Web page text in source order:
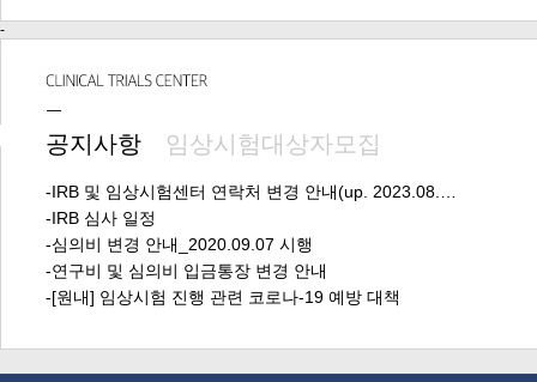
-
공지사항 임상시험대상자모집
-IRB 및 임상시험센터 연락처 변경 안내(up. 2023.08.…
-IRB 심사 일정
-심의비 변경 안내_2020.09.07 시행
-연구비 및 심의비 입금통장 변경 안내
-[원내] 임상시험 진행 관련 코로나-19 예방 대책